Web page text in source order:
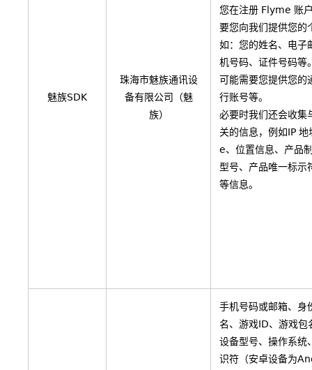
魅族SDK
珠海市魅族通讯设
备有限公司（魅
族）
您在注册 Flyme 账
要您向我们提供您的
如：您的姓名、电子
机号码、证件号码等
可能需要您提供您的
行账号等。
必要时我们还会收集
关的信息，例如IP
e、位置信息、产品
型号、产品唯一标示
等信息。
手机号码或邮箱、身
名、游戏ID、游戏包
设备型号、操作系统
识符（安卓设备为